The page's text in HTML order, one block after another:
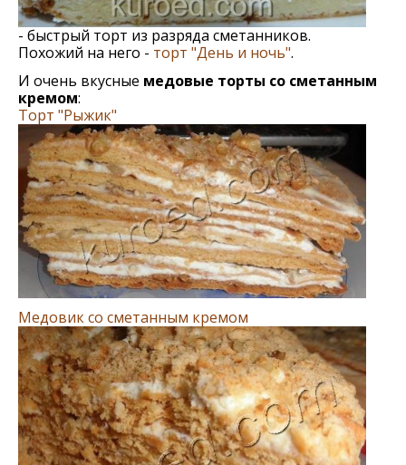
- быстрый торт из разряда сметанников.
Похожий на него - торт "День и ночь".
И очень вкусные медовые торты со сметанным
кремом:
Торт "Рыжик"
Медовик со сметанным кремом